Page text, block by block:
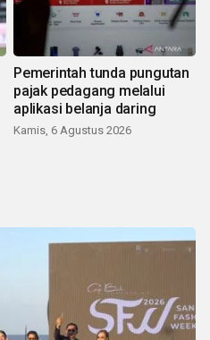
Pemerintah tunda pungutan
pajak pedagang melalui
aplikasi belanja daring
Kamis, 6 Agustus 2026